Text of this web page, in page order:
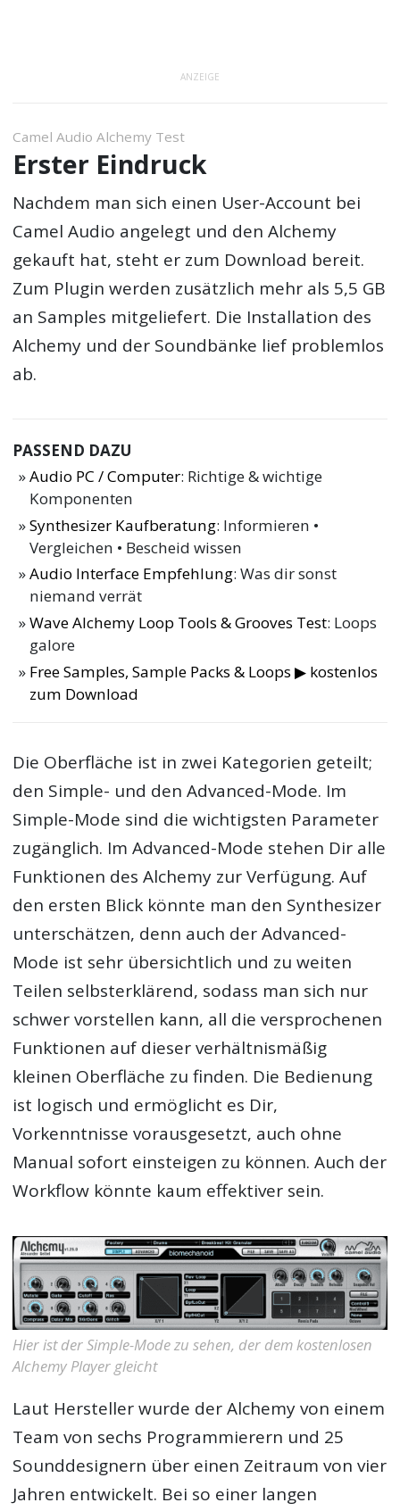
ANZEIGE
Camel Audio Alchemy Test
Erster Eindruck
Nachdem man sich einen User-Account bei
Camel Audio angelegt und den Alchemy
gekauft hat, steht er zum Download bereit.
Zum Plugin werden zusätzlich mehr als 5,5 GB
an Samples mitgeliefert. Die Installation des
Alchemy und der Soundbänke lief problemlos
ab.
PASSEND DAZU
Audio PC / Computer: Richtige & wichtige
Komponenten
Synthesizer Kaufberatung: Informieren •
Vergleichen • Bescheid wissen
Audio Interface Empfehlung: Was dir sonst
niemand verrät
Wave Alchemy Loop Tools & Grooves Test: Loops
galore
Free Samples, Sample Packs & Loops ▶ kostenlos
zum Download
Die Oberfläche ist in zwei Kategorien geteilt;
den Simple- und den Advanced-Mode. Im
Simple-Mode sind die wichtigsten Parameter
zugänglich. Im Advanced-Mode stehen Dir alle
Funktionen des Alchemy zur Verfügung. Auf
den ersten Blick könnte man den Synthesizer
unterschätzen, denn auch der Advanced-
Mode ist sehr übersichtlich und zu weiten
Teilen selbsterklärend, sodass man sich nur
schwer vorstellen kann, all die versprochenen
Funktionen auf dieser verhältnismäßig
kleinen Oberfläche zu finden. Die Bedienung
ist logisch und ermöglicht es Dir,
Vorkenntnisse vorausgesetzt, auch ohne
Manual sofort einsteigen zu können. Auch der
Workflow könnte kaum effektiver sein.
Hier ist der Simple-Mode zu sehen, der dem kostenlosen
Alchemy Player gleicht
Laut Hersteller wurde der Alchemy von einem
Team von sechs Programmierern und 25
Sounddesignern über einen Zeitraum von vier
Jahren entwickelt. Bei so einer langen